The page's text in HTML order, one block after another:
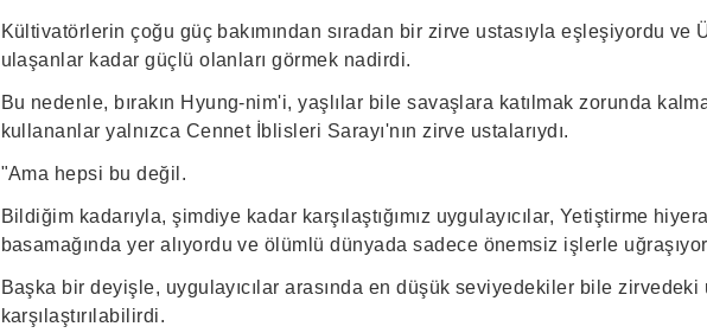
Kültivatörlerin çoğu güç bakımından sıradan bir zirve ustasıyla eşleşiyordu ve
ulaşanlar kadar güçlü olanları görmek nadirdi.
Bu nedenle, bırakın Hyung-nim'i, yaşlılar bile savaşlara katılmak zorunda
kullananlar yalnızca Cennet İblisleri Sarayı'nın zirve ustalarıydı.
"Ama hepsi bu değil.
Bildiğim kadarıyla, şimdiye kadar karşılaştığımız uygulayıcılar, Yetiştirme
basamağında yer alıyordu ve ölümlü dünyada sadece önemsiz işlerle
Başka bir deyişle, uygulayıcılar arasında en düşük seviyedekiler bile zirvedeki
karşılaştırılabilirdi.